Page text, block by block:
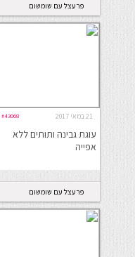
פרעצל עם שומשום
21 במאי 2017 #43068
עוגת גבינה ותותים ללא
אפייה
פרעצל עם שומשום